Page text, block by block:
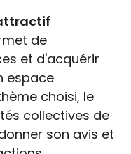
de
et d'acquérir
espace
choisi, le
collectives de
son avis et